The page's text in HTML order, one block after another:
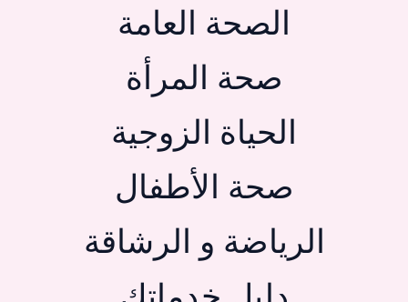
الصحة العامة
صحة المرأة
الحياة الزوجية
صحة الأطفال
الرياضة و الرشاقة